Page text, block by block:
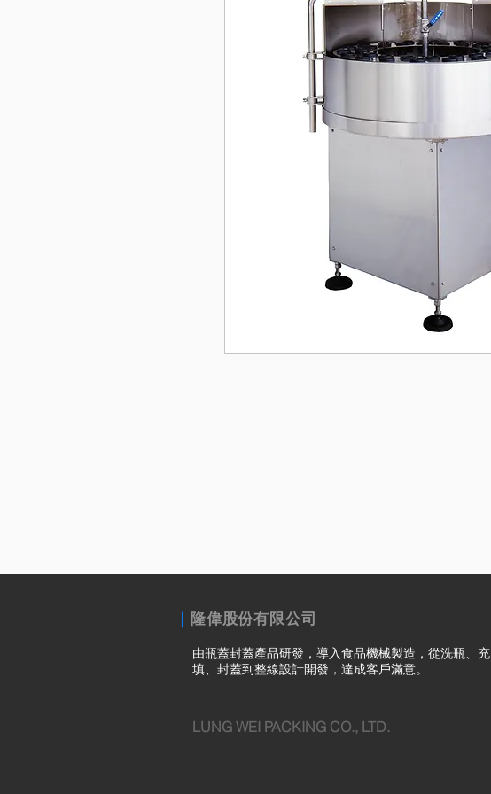
隆偉股份有限公司
由瓶蓋封蓋產品研發，導入食品機械製造，從洗瓶、充
填、封蓋到整線設計開發，達成客戶滿意。
LUNG WEI PACKING CO., LTD.